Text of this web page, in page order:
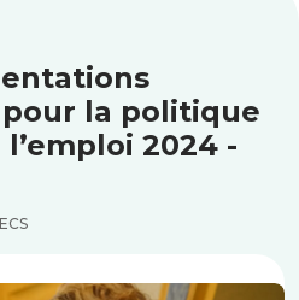
la politique
2024 -